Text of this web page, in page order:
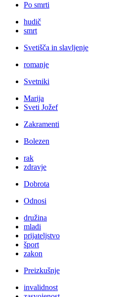
Po smrti
hudič
smrt
Svetišča in slavljenje
romanje
Svetniki
Marija
Sveti Jožef
Zakramenti
Bolezen
rak
zdravje
Dobrota
Odnosi
družina
mladi
prijateljstvo
šport
zakon
Preizkušnje
invalidnost